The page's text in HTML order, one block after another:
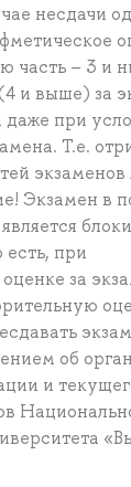
несдачи
часть – 3 и
и выше) за
даже при
Т.е.
экзаменов
Экзамен в
есть, при
за
об
и